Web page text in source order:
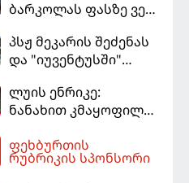
ბარკოლას ფასზე ვერ
პსჟ მეკარის შეძენას
და "იუვენტუსში"
აპირებს
ლუის ენრიკე:
ნანახით კმაყოფილი
არის, რომელიც
გვინდოდა
ფეხბურთის
რუბრიკის სპონსორი